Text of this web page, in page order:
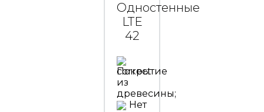
Одностенные
LTE
42
Покрытие
из
древесины;
Нет